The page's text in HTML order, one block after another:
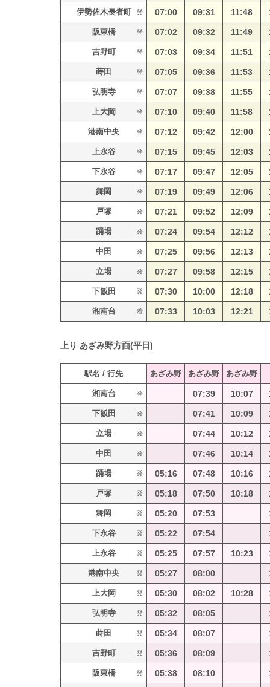
伊勢佐木長者町 発 07:00 09:31 11:48
阪東橋 発 07:02 09:32 11:49
吉野町 発 07:03 09:34 11:51
蒔田 発 07:05 09:36 11:53
弘明寺 発 07:07 09:38 11:55
上大岡 発 07:10 09:40 11:58
港南中央 発 07:12 09:42 12:00
上永谷 発 07:15 09:45 12:03
下永谷 発 07:17 09:47 12:05
舞岡 発 07:19 09:49 12:06
戸塚 発 07:21 09:52 12:09
踊場 発 07:24 09:54 12:12
中田 発 07:25 09:56 12:13
立場 発 07:27 09:58 12:15
下飯田 発 07:30 10:00 12:18
湘南台 着 07:33 10:03 12:21
上り あざみ野方面(平日)
駅名 / 行先 あざみ野 あざみ野 あざみ野
湘南台 発 07:39 10:07
下飯田 発 07:41 10:09
立場 発 07:44 10:12
中田 発 07:46 10:14
踊場 発 05:16 07:48 10:16
戸塚 発 05:18 07:50 10:18
舞岡 発 05:20 07:53
下永谷 発 05:22 07:54
上永谷 発 05:25 07:57 10:23
港南中央 発 05:27 08:00
上大岡 発 05:30 08:02 10:28
弘明寺 発 05:32 08:05
蒔田 発 05:34 08:07
吉野町 発 05:36 08:09
阪東橋 発 05:38 08:10